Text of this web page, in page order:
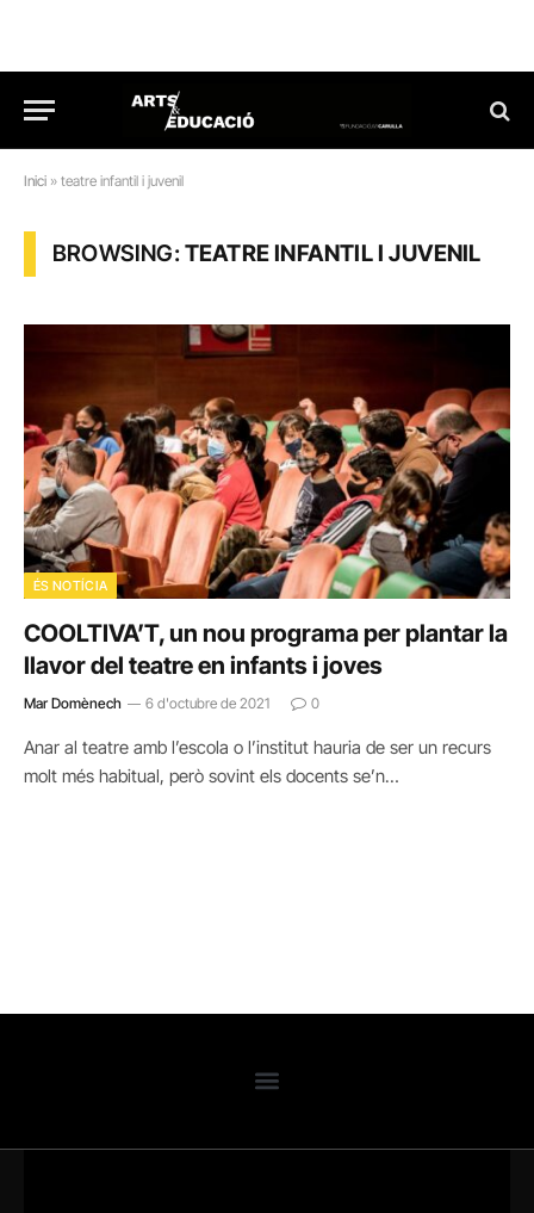
Inici » teatre infantil i juvenil
BROWSING:TEATRE INFANTIL I JUVENIL
ÉS NOTÍCIA
COOLTIVA’T, un nou programa per plantar la
llavor del teatre en infants i joves
Mar Domènech 6 d'octubre de 2021 0
Anar al teatre amb l’escola o l’institut hauria de ser un recurs
molt més habitual, però sovint els docents se’n…